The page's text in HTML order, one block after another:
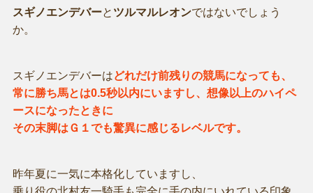
スギノエンデバーと ツルマルレオンではないでしょう
か。
スギノエンデバーはどれだけ前残りの競馬になっても、
常に勝ち馬とは0.5秒以内にいますし、想像以上のハイペ
ースになったときに
その末脚はＧ１でも驚異に感じるレベルです。
昨年夏に一気に本格化していますし、